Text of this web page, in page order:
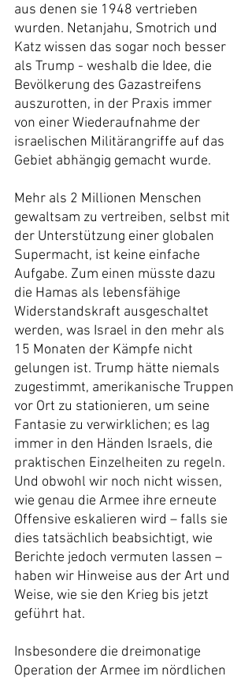
aus denen sie 1948 vertrieben
wurden. Netanjahu, Smotrich und
Katz wissen das sogar noch besser
als Trump - weshalb die Idee, die
Bevölkerung des Gazastreifens
auszurotten, in der Praxis immer
von einer Wiederaufnahme der
israelischen Militärangriffe auf das
Gebiet abhängig gemacht wurde.
Mehr als 2 Millionen Menschen
gewaltsam zu vertreiben, selbst mit
der Unterstützung einer globalen
Supermacht, ist keine einfache
Aufgabe. Zum einen müsste dazu
die Hamas als lebensfähige
Widerstandskraft ausgeschaltet
werden, was Israel in den mehr als
15 Monaten der Kämpfe nicht
gelungen ist. Trump hätte niemals
zugestimmt, amerikanische Truppen
vor Ort zu stationieren, um seine
Fantasie zu verwirklichen; es lag
immer in den Händen Israels, die
praktischen Einzelheiten zu regeln.
Und obwohl wir noch nicht wissen,
wie genau die Armee ihre erneute
Offensive eskalieren wird – falls sie
dies tatsächlich beabsichtigt, wie
Berichte jedoch vermuten lassen –
haben wir Hinweise aus der Art und
Weise, wie sie den Krieg bis jetzt
geführt hat.
Insbesondere die dreimonatige
Operation der Armee im nördlichen